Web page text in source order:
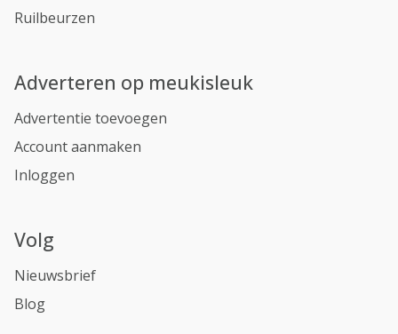
Ruilbeurzen
Adverteren op meukisleuk
Advertentie toevoegen
Account aanmaken
Inloggen
Volg
Nieuwsbrief
Blog